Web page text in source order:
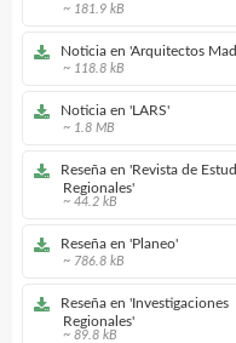
~ 181.9 kB
Noticia en 'Arquitectos
~ 118.8 kB
Noticia en 'LARS'
~ 1.8 MB
Reseña en 'Revista de
Regionales'
~ 44.2 kB
Reseña en 'Planeo'
~ 786.8 kB
Reseña en 'Investigaciones
Regionales'
~ 89.8 kB